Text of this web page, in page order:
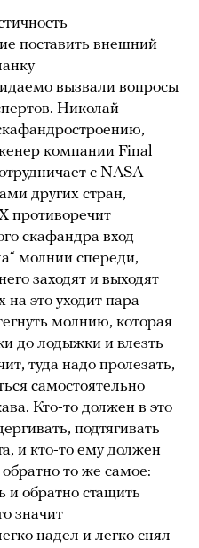
поставить внешний
вызвали вопросы
Николай
компании Final
с NASA
других стран,
противоречит
скафандра вход
молнии спереди,
заходят и выходят
это уходит пара
молнию, которая
до лодыжки и влезть
туда надо пролезать,
самостоятельно
Кто-то должен в это
подтягивать
и кто-то ему должен
то же самое:
и обратно стащить
значит
надел и легко снял